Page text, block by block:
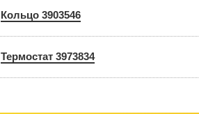
Кольцо 3903546
Термостат 3973834